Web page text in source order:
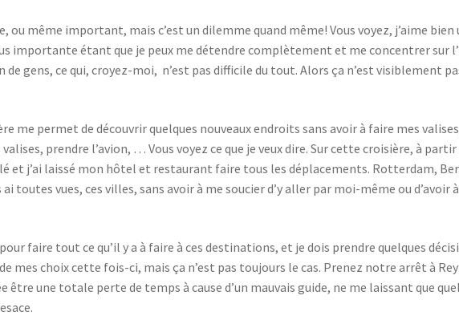
ou même important, mais c’est un dilemme quand même! Vous voyez, j’aime bien
importante étant que je peux me détendre complètement et me concentrer sur
gens, ce qui, croyez-moi, n’est pas difficile du tout. Alors ça n’est visiblement
me permet de découvrir quelques nouveaux endroits sans avoir à faire mes
prendre l’avion, … Vous voyez ce que je veux dire. Sur cette croisière, à
j’ai laissé mon hôtel et restaurant faire tous les déplacements. Rotterdam,
toutes vues, ces villes, sans avoir à me soucier d’y aller par moi-même ou d’avoir
faire tout ce qu’il y a à faire à ces destinations, et je dois prendre quelques
mes choix cette fois-ci, mais ça n’est pas toujours le cas. Prenez notre arrêt à
être une totale perte de temps à cause d’un mauvais guide, ne me laissant que